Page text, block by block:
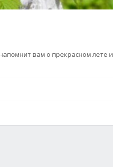
вам о прекрасном лете и